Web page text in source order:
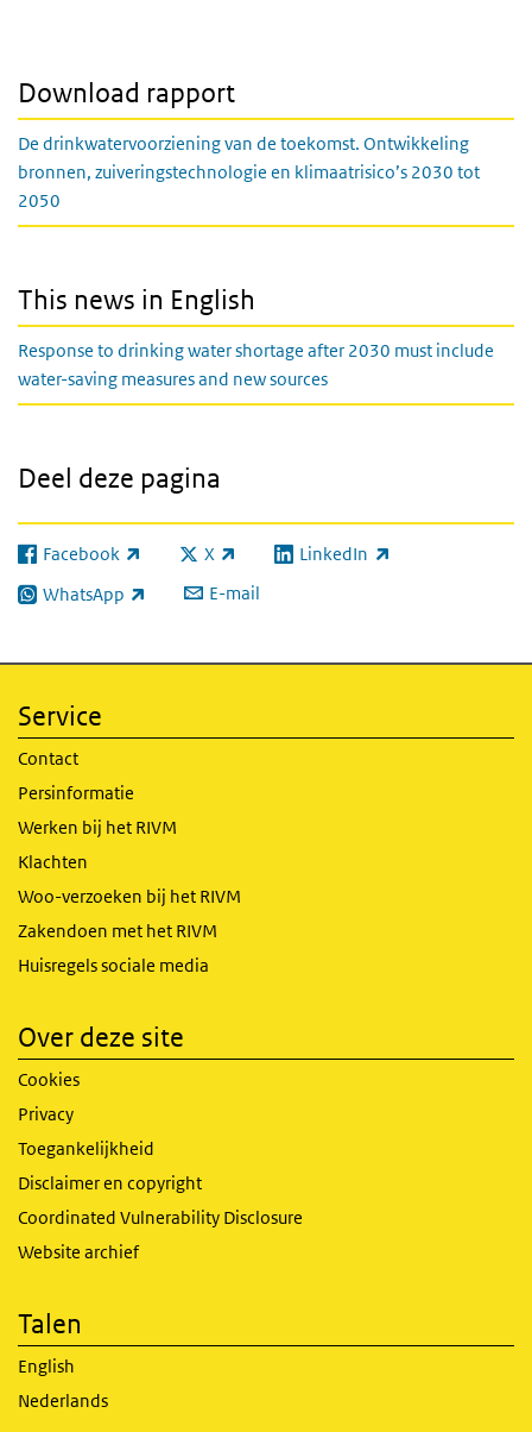
Download rapport
De drinkwatervoorziening van de toekomst. Ontwikkeling
bronnen, zuiveringstechnologie en klimaatrisico’s 2030 tot
2050
This news in English
Response to drinking water shortage after 2030 must include
water-saving measures and new sources
Deel deze pagina
Facebook
(externe link) X
(externe link) LinkedIn
(externe link)
WhatsApp
(externe link) E-mail
Service
Contact
Persinformatie
Werken bij het RIVM
Klachten
Woo-verzoeken bij het RIVM
Zakendoen met het RIVM
Huisregels sociale media
Over deze site
Cookies
Privacy
Toegankelijkheid
Disclaimer en copyright
Coordinated Vulnerability Disclosure
Website archief
Talen
English
Nederlands